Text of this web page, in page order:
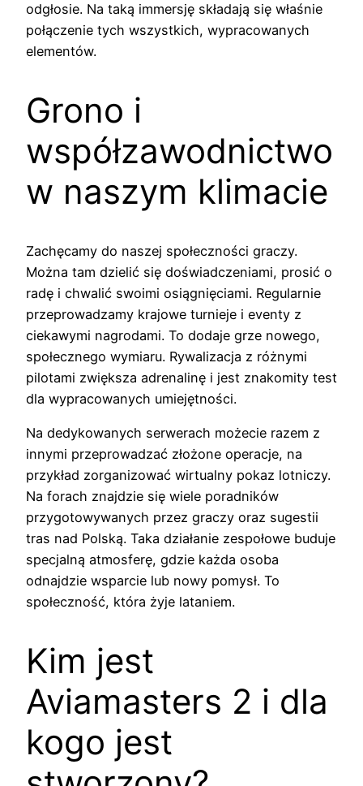
odgłosie. Na taką immersję składają się właśnie
połączenie tych wszystkich, wypracowanych
elementów.
Grono i
współzawodnictwo
w naszym klimacie
Zachęcamy do naszej społeczności graczy.
Można tam dzielić się doświadczeniami, prosić o
radę i chwalić swoimi osiągnięciami. Regularnie
przeprowadzamy krajowe turnieje i eventy z
ciekawymi nagrodami. To dodaje grze nowego,
społecznego wymiaru. Rywalizacja z różnymi
pilotami zwiększa adrenalinę i jest znakomity test
dla wypracowanych umiejętności.
Na dedykowanych serwerach możecie razem z
innymi przeprowadzać złożone operacje, na
przykład zorganizować wirtualny pokaz lotniczy.
Na forach znajdzie się wiele poradników
przygotowywanych przez graczy oraz sugestii
tras nad Polską. Taka działanie zespołowe buduje
specjalną atmosferę, gdzie każda osoba
odnajdzie wsparcie lub nowy pomysł. To
społeczność, która żyje lataniem.
Kim jest
Aviamasters 2 i dla
kogo jest